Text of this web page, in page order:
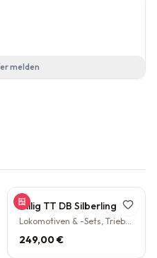
melden
Tillig TT DB Silberling Nahverkehrs-Zugset 4-teilig Steuerwagen Hasenkasten Köln HBF Epoche IV rarität
Lokomotiven & -Sets, Triebwagen
249,00 €